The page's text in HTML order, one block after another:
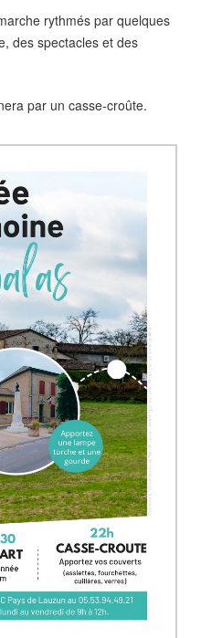
rythmés par quelques
des spectacles et des
par un casse-croûte.